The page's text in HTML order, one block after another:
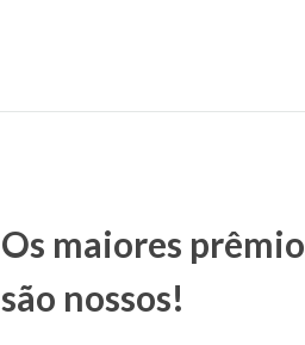
Os maiores
são nossos!